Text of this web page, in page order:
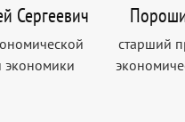
Сергеевич
экономики
старший